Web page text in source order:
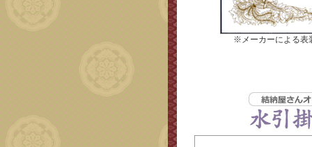
※メーカーによる表